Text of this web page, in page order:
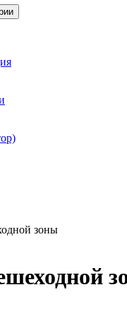
зоны